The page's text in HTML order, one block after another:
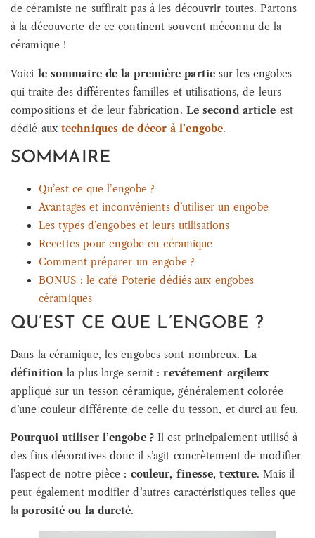
de céramiste ne suffirait pas à les découvrir toutes. Partons
à la découverte de ce continent souvent méconnu de la
céramique !
Voici le sommaire de la première partiesur les engobes
qui traite des différentes familles et utilisations, de leurs
compositions et de leur fabrication. Le second article est
dédié auxtechniques de décor à l’engobe.
SOMMAIRE
Qu’est ce que l’engobe ?
Avantages et inconvénients d’utiliser un engobe
Les types d’engobes et leurs utilisations
Recettes pour engobe en céramique
Comment préparer un engobe ?
BONUS : le café Poterie dédiés aux engobes
céramiques
QU’EST CE QUE L’ENGOBE ?
Dans la céramique, les engobes sont nombreux. La
définition la plus large serait : revêtement argileux
appliqué sur un tesson céramique, généralement colorée
d’une couleur différente de celle du tesson, et durci au feu.
Pourquoi utiliser l’engobe ?Il est principalement utilisé à
des fins décoratives donc il s’agit concrètement de modifier
l’aspect de notre pièce : couleur, finesse, texture. Mais il
peut également modifier d’autres caractéristiques telles que
laporosité ou la dureté.